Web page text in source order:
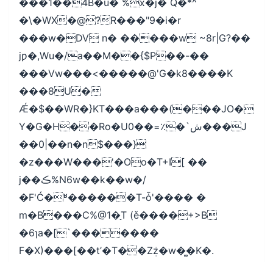
���1��4B�u� %x�j� Q�*^
�\�WX�@?R���"9�i�r
���w�DV n� �����w ~8r|G?��
jƿ�,Wu�/a��M��{$P��-��
���Vw���<�����@'G�k8����K
���8U�
Ǽ�$��WR�}KT���a���(���JO�
Y�G�H��Ro�U0��=٪�`ش���J
��0|��n�n$���}
�z���W���'�Oo�T+I[ ��
j��ڪ%N6w��k��w�/
�F'Ć�ʶ������T-ȱ'���� �
m�B���C%@1�ַT (ě����+>B
�6ɿa�[`�������
F�X)���[��t’�T��Zܲz�w�͚�K�.